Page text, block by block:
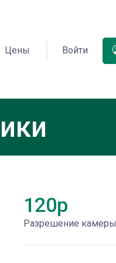
Цены Войти
120p
Разрешение камеры